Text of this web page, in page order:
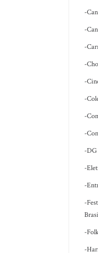
-
-
-
-
-
-
-
-
-DG
-
-
-
-
-